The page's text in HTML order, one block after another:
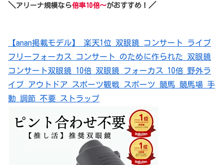
＼ アリーナ規模なら倍率10倍～がおすすめ！ ／
【anan掲載モデル】 楽天1位 双眼鏡 コンサート ライブ
フリーフォーカス コンサート のために作られた 双眼鏡
コンサート双眼鏡 10倍 双眼鏡 フォーカス 10倍 野外ラ
イブ アウトドア スポーツ観戦 スポーツ 競馬 競馬場 手
動 調節 不要 ストラップ